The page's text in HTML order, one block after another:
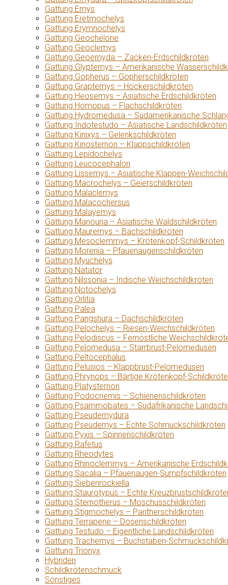
Gattung Emys
Gattung Eretmochelys
Gattung Erymnochelys
Gattung Geochelone
Gattung Geoclemys
Gattung Geoemyda – Zacken-Erdschildkröten
Gattung Glyptemys – Amerikanische
Gattung Gopherus – Gopherschildkröten
Gattung Graptemys – Höckerschildkröten
Gattung Heosemys – Asiatische Erdschildkröten
Gattung Homopus – Flachschildkröten
Gattung Hydromedusa – Südamerikanische
Gattung Indotestudo – Asiatische Landschildkröten
Gattung Kinixys – Gelenkschildkröten
Gattung Kinosternon – Klappschildkröten
Gattung Lepidochelys
Gattung Leucocephalon
Gattung Lissemys – Asiatische Klappen-
Gattung Macrochelys – Geierschildkröten
Gattung Malaclemys
Gattung Malacochersus
Gattung Malayemys
Gattung Manouria – Asiatische Waldschildkröten
Gattung Mauremys – Bachschildkröten
Gattung Mesoclemmys – Krötenkopf-Schildkröten
Gattung Morenia – Pfauenaugenschildkröten
Gattung Myuchelys
Gattung Natator
Gattung Nilssonia – Indische Weichschildkröten
Gattung Notochelys
Gattung Orlitia
Gattung Palea
Gattung Pangshura – Dachschildkröten
Gattung Pelochelys – Riesen-Weichschildkröten
Gattung Pelodiscus – Fernöstliche
Gattung Pelomedusa – Starrbrust-Pelomedusen
Gattung Peltocephalus
Gattung Pelusios – Klappbrust-Pelomedusen
Gattung Phrynops – Bärtige Krötenkopf-
Gattung Platysternon
Gattung Podocnemis – Schienenschildkröten
Gattung Psammobates – Südafrikanische
Gattung Pseudemydura
Gattung Pseudemys – Echte Schmuckschildkröten
Gattung Pyxis – Spinnenschildkröten
Gattung Rafetus
Gattung Rheodytes
Gattung Rhinoclemmys – Amerikanische
Gattung Sacalia – Pfauenaugen-Sumpfschildkröten
Gattung Siebenrockiella
Gattung Staurotypus – Echte
Gattung Sternotherus – Moschusschildkröten
Gattung Stigmochelys – Pantherschildkröten
Gattung Terrapene – Dosenschildkröten
Gattung Testudo – Eigentliche Landschildkröten
Gattung Trachemys – Buchstaben-
Gattung Trionyx
Hybriden
Schildkrötenschmuck
Sonstiges